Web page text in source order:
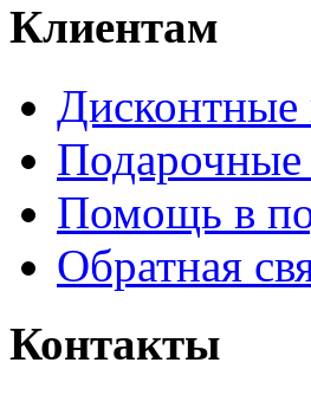
Клиентам
Дисконтные
Подарочные
Помощь в
Обратная
Контакты